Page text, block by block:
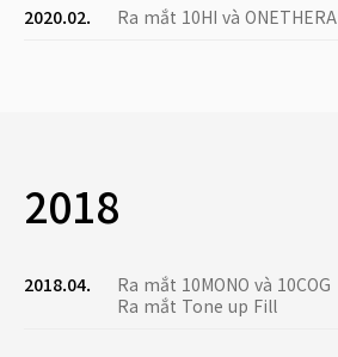
2020.02.
Ra mắt 10HI và ONETHERA
2018
2018.04.
Ra mắt 10MONO và 10COG
Ra mắt Tone up Fill